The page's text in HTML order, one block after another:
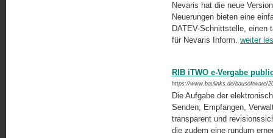
Nevaris hat die neue
Neuerungen bieten eine
DATEV-Schnittstelle, einen
für Nevaris Inform. weiter
RIB iTWO e-Vergabe
https://www.baulinks.de/bausoftware/
Die Aufgabe der
Senden, Empfangen,
transparent und
die zudem eine rundum